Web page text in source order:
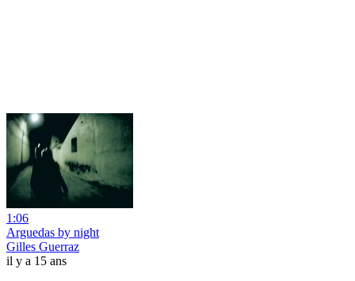
1:06
Arguedas by night
Gilles Guerraz
il y a 15 ans